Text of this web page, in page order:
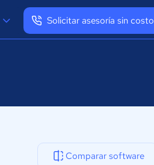
Solicitar asesoría sin costo
Comparar software